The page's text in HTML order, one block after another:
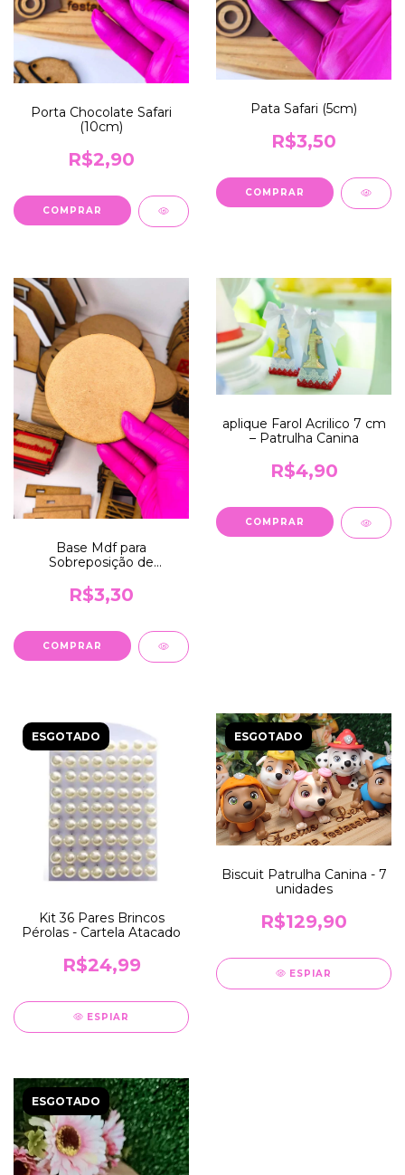
Porta Chocolate Safari
(10cm)
R$2,90
Pata Safari (5cm)
R$3,50
Base Mdf para
Sobreposição de
R$3,30
aplique Farol Acrilico 7 cm
– Patrulha Canina
R$4,90
ESGOTADO
Kit 36 Pares Brincos
Pérolas - Cartela Atacado
R$24,99
ESPIAR
ESGOTADO
Biscuit Patrulha Canina - 7
unidades
R$129,90
ESPIAR
ESGOTADO